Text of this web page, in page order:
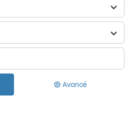
Avancé